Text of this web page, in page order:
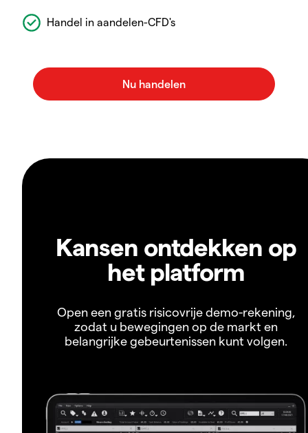
Handel in aandelen-CFD's
Kansen ontdekken op
het platform
Open een gratis risicovrije demo-rekening,
zodat u bewegingen op de markt en
belangrijke gebeurtenissen kunt volgen.